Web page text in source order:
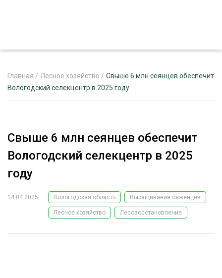
РЕКЛАМОДАТЕЛЯМ
ЛЕСНОЕ ХОЗЯЙСТВО
ЛЕСОЗАГОТОВКА
ОБРАБОТКА ДРЕВЕСИНЫ
ЭКСПЕРТНОЕ МНЕНИЕ
Главная / Лесное хозяйство / Свыше 6 млн сеянцев обеспечит
Вологодский селекцентр в 2025 году
Свыше 6 млн сеянцев обеспечит
Вологодский селекцентр в 2025
году
14.04.2025 Вологодская область Выращивание саженцев
Лесное хозяйство Лесовосстановление